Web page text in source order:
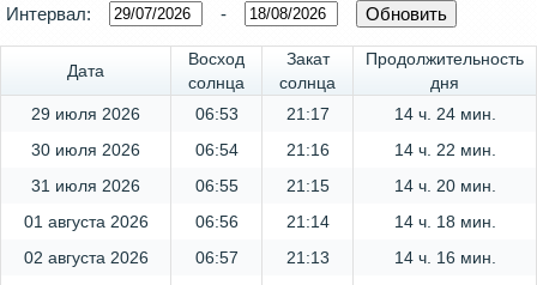
Интервал: -
Дата
Восход
солнца
Закат
солнца
Продолжительность
дня
29 июля 2026
06:53 21:17
14 ч. 24 мин.
30 июля 2026
06:54 21:16
14 ч. 22 мин.
31 июля 2026
06:55 21:15
14 ч. 20 мин.
01 августа 2026
06:56 21:14
14 ч. 18 мин.
02 августа 2026
06:57 21:13
14 ч. 16 мин.